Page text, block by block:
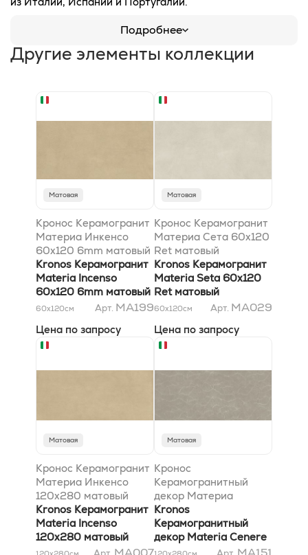
Подробнее
Другие элементы коллекции
Матовая
Кронос Керамогранит
Материа Инкенсо
60x120 6mm матовый
Kronos Керамогранит
Materia Incenso
60x120 6mm матовый
60x120см Арт. MA199
Цена по запросу
Матовая
Кронос Керамогранит
Материа Сета 60x120
Ret матовый
Kronos Керамогранит
Materia Seta 60x120
Ret матовый
60x120см Арт. MA029
Цена по запросу
Матовая
Кронос Керамогранит
Материа Инкенсо
120x280 матовый
Kronos Керамогранит
Materia Incenso
120x280 матовый
Матовая
Кронос
Керамогранитный
декор Материа
Ченере Хари 120x280
матовый
Kronos
Керамогранитный
декор Materia Cenere
Hari 120x280 матовый